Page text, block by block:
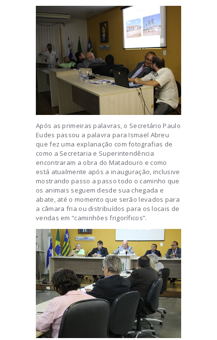
Após as primeiras palavras, o Secretário Paulo
Eudes passou a palavra para Ismael Abreu
que fez uma explanação com fotografias de
como a Secretaria e Superintendência
encontraram a obra do Matadouro e como
está atualmente após a inauguração, inclusive
mostrando passo a passo todo o caminho que
os animais seguem desde sua chegada e
abate, até o momento que serão levados para
a câmara fria ou distribuídos para os locais de
vendas em “caminhões frigoríficos”.